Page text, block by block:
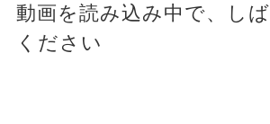
動画を読み込み中で、し
ください